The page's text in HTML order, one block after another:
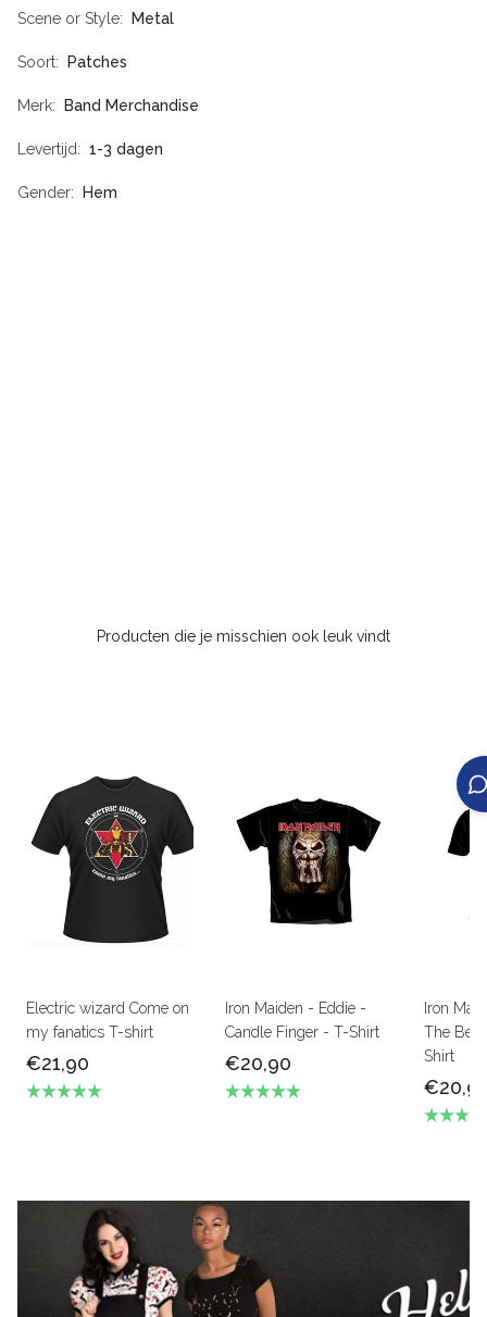
Scene or Style Metal
Soort Patches
Merk Band Merchandise
Levertijd 1-3 dagen
Gender Hem
Producten die je misschien ook leuk vindt
Electric wizard Come on
my fanatics T-shirt
€21,90
Iron Maiden - Eddie -
Candle Finger - T-Shirt
€20,90
Iron
The
Shirt